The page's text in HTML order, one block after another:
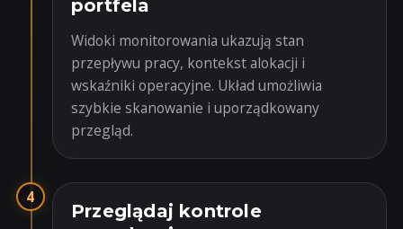
portfela
Widoki monitorowania ukazują stan
przepływu pracy, kontekst alokacji i
wskaźniki operacyjne. Układ umożliwia
szybkie skanowanie i uporządkowany
przegląd.
4
Przeglądaj kontrole